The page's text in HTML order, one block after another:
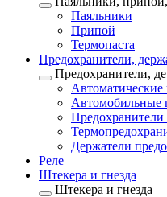
Паяльники
Припой
Термопаста
Предохранители,
Предохранители,
Автомобильные
Предохранители
Держатели
Реле
Штекера и гнезда
Штекера и гнезда